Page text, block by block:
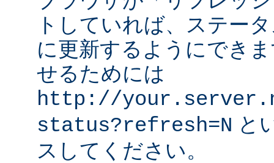
トしていれば、ステー
に更新するようにでき
せるためには
http://
status?refresh=N と
スしてください。